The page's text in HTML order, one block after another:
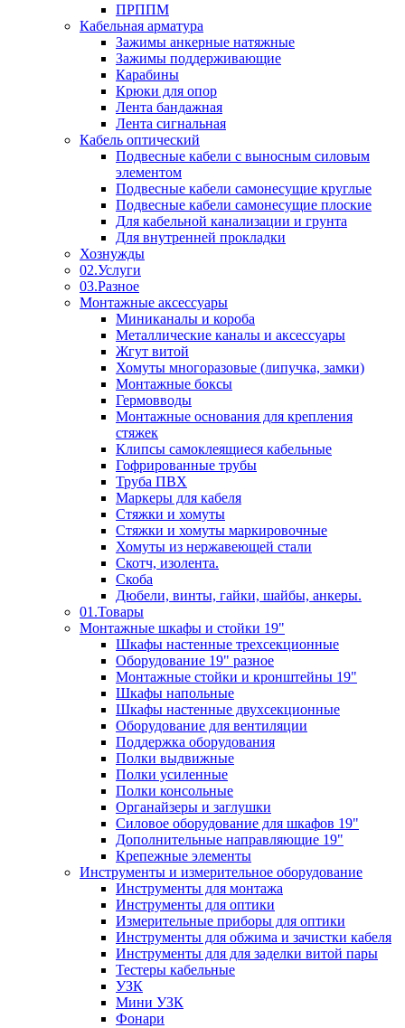
ПРППМ
Кабельная арматура
Зажимы анкерные натяжные
Зажимы поддерживающие
Карабины
Крюки для опор
Лента бандажная
Лента сигнальная
Кабель оптический
Подвесные кабели с выносным силовым
элементом
Подвесные кабели самонесущие круглые
Подвесные кабели самонесущие плоские
Для кабельной канализации и грунта
Для внутренней прокладки
Хознужды
02.Услуги
03.Разное
Монтажные аксессуары
Миниканалы и короба
Металлические каналы и аксессуары
Жгут витой
Хомуты многоразовые (липучка, замки)
Монтажные боксы
Гермовводы
Монтажные основания для крепления
стяжек
Клипсы самоклеящиеся кабельные
Гофрированные трубы
Труба ПВХ
Маркеры для кабеля
Стяжки и хомуты
Стяжки и хомуты маркировочные
Хомуты из нержавеющей стали
Скотч, изолента.
Скоба
Дюбели, винты, гайки, шайбы, анкеры.
01.Товары
Монтажные шкафы и стойки 19"
Шкафы настенные трехсекционные
Оборудование 19" разное
Монтажные стойки и кронштейны 19"
Шкафы напольные
Шкафы настенные двухсекционные
Оборудование для вентиляции
Поддержка оборудования
Полки выдвижные
Полки усиленные
Полки консольные
Органайзеры и заглушки
Силовое оборудование для шкафов 19"
Дополнительные направляющие 19"
Крепежные элементы
Инструменты и измерительное оборудование
Инструменты для монтажа
Инструменты для оптики
Измерительные приборы для оптики
Инструменты для обжима и зачистки кабеля
Инструменты для для заделки витой пары
Тестеры кабельные
УЗК
Мини УЗК
Фонари